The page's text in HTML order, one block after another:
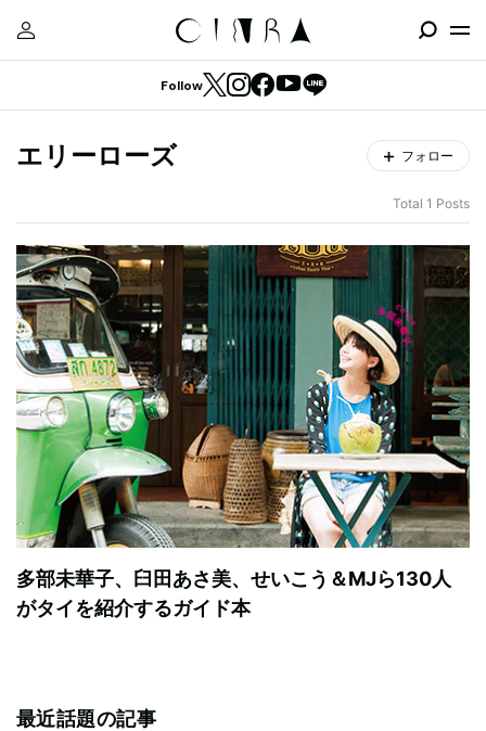
Follow
エリーローズ フォロー
Total 1 Posts
多部未華子、臼田あさ美、せいこう＆MJら130人
がタイを紹介するガイド本
最近話題の記事